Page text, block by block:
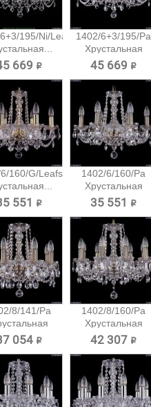
195/Ni/Leafs
669 ₽
1402/6+3/195/Pa
Хрустальная
подвесная...
45 669 ₽
160/G/Leafs
551 ₽
1402/6/160/Pa
Хрустальная
подвесная...
35 551 ₽
8/141/Pa
054 ₽
1402/8/160/Pa
Хрустальная
подвесная...
42 307 ₽